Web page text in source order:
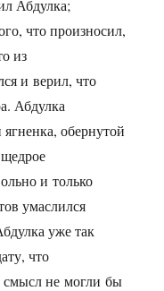
Абдулка;
что произносил,
из
и верил, что
Абдулка
обернутой
и только
умаслился
уже так
что
смысл не могли бы